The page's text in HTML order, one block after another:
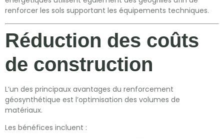
renforcer les sols supportant les équipements techniques.
Réduction des coûts
de construction
L’un des principaux avantages du renforcement
géosynthétique est l’optimisation des volumes de
matériaux.
Les bénéfices incluent :